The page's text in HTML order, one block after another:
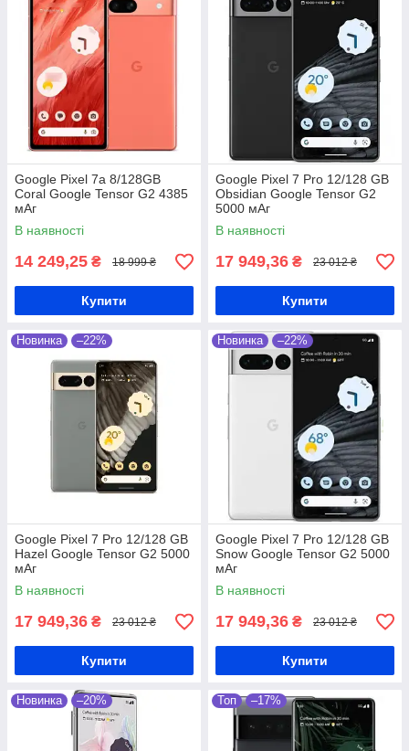
Google Pixel 7a 8/128GB
Coral Google Tensor G2 4385
мАг
В наявності
14 249,25 ₴ 18 999 ₴
Купити
Google Pixel 7 Pro 12/128 GB
Obsidian Google Tensor G2
5000 мАг
В наявності
17 949,36 ₴ 23 012 ₴
Купити
Новинка –22%
Google Pixel 7 Pro 12/128 GB
Hazel Google Tensor G2 5000
мАг
В наявності
17 949,36 ₴ 23 012 ₴
Купити
Новинка –22%
Google Pixel 7 Pro 12/128 GB
Snow Google Tensor G2 5000
мАг
В наявності
17 949,36 ₴ 23 012 ₴
Купити
Новинка –20% Топ –17%